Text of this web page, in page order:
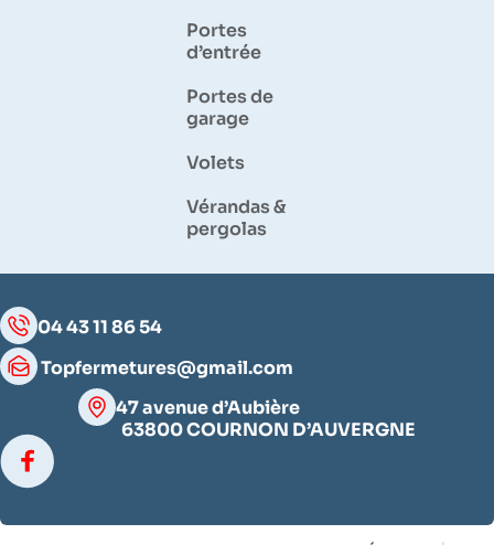
Portes
d’entrée
Portes de
garage
Volets
Vérandas &
pergolas
04 43 11 86 54
Topfermetures@gmail.com
47 avenue d’Aubière
63800 COURNON D’AUVERGNE